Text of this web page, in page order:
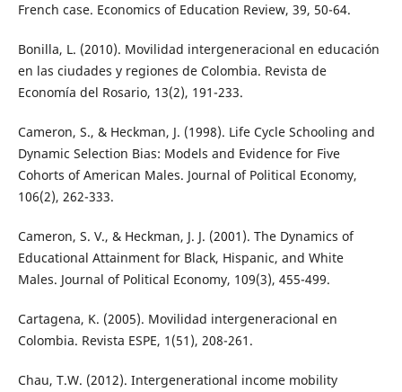
French case. Economics of Education Review, 39, 50-64.
Bonilla, L. (2010). Movilidad intergeneracional en educación
en las ciudades y regiones de Colombia. Revista de
Economía del Rosario, 13(2), 191-233.
Cameron, S., & Heckman, J. (1998). Life Cycle Schooling and
Dynamic Selection Bias: Models and Evidence for Five
Cohorts of American Males. Journal of Political Economy,
106(2), 262-333.
Cameron, S. V., & Heckman, J. J. (2001). The Dynamics of
Educational Attainment for Black, Hispanic, and White
Males. Journal of Political Economy, 109(3), 455-499.
Cartagena, K. (2005). Movilidad intergeneracional en
Colombia. Revista ESPE, 1(51), 208-261.
Chau, T.W. (2012). Intergenerational income mobility